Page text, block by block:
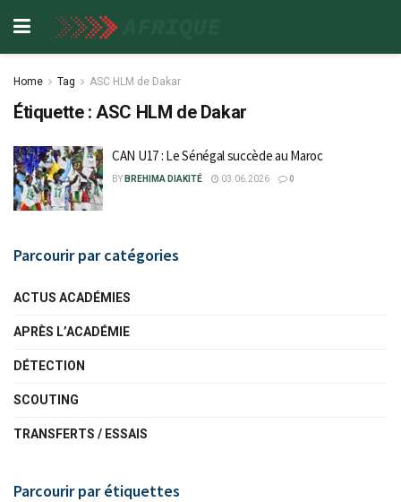
Home Tag ASC HLM de Dakar
Étiquette :ASC HLM de Dakar
CAN U17 : Le Sénégal succède au Maroc
BY BREHIMA DIAKITÉ 03.06.2026 0
Parcourir par catégories
ACTUS ACADÉMIES
APRÈS L’ACADÉMIE
DÉTECTION
SCOUTING
TRANSFERTS / ESSAIS
Parcourir par étiquettes